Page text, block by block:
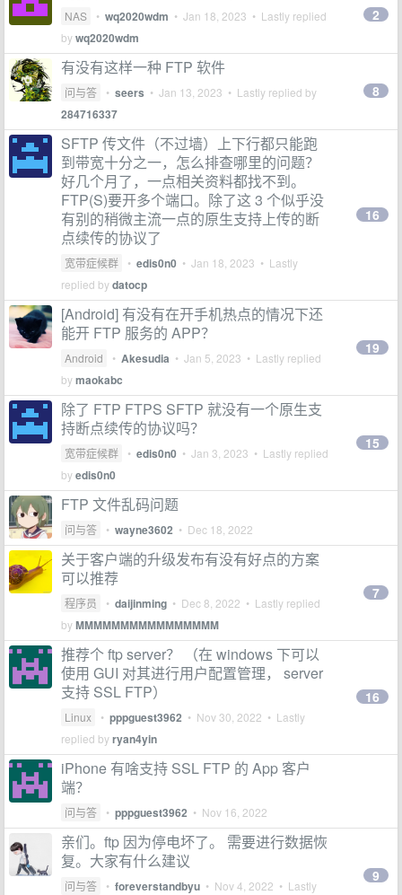
NAS • wq2020wdm • Jan 18, 2023 • Lastly replied
bywq2020wdm
2
有没有这样一种 FTP 软件
问与答 • seers • Jan 13, 2023 • Lastly replied by
284716337
8
SFTP 传文件（不过墙）上下行都只能跑
到带宽十分之一，怎么排查哪里的问题？
好几个月了，一点相关资料都找不到。
FTP(S)要开多个端口。除了这 3 个似乎没
有别的稍微主流一点的原生支持上传的断
点续传的协议了
宽带症候群 • edis0n0 • Jan 18, 2023 • Lastly
replied bydatocp
16
[Android] 有没有在开手机热点的情况下还
能开 FTP 服务的 APP？
Android • Akesudia • Jan 5, 2023 • Lastly replied
bymaokabc
19
除了 FTP FTPS SFTP 就没有一个原生支
持断点续传的协议吗？
宽带症候群 • edis0n0 • Jan 3, 2023 • Lastly replied
byedis0n0
15
FTP 文件乱码问题
问与答 • wayne3602 • Dec 18, 2022
关于客户端的升级发布有没有好点的方案
可以推荐
程序员 • daijinming • Dec 8, 2022 • Lastly replied
byMMMMMMMMMMMMMMMM
7
推荐个 ftp server？ （在 windows 下可以
使用 GUI 对其进行用户配置管理， server
支持 SSL FTP）
Linux • pppguest3962 • Nov 30, 2022 • Lastly
replied byryan4yin
16
iPhone 有啥支持 SSL FTP 的 App 客户
端？
问与答 • pppguest3962 • Nov 16, 2022
亲们。ftp 因为停电坏了。 需要进行数据恢
复。大家有什么建议
问与答 • foreverstandbyu • Nov 4, 2022 • Lastly
9